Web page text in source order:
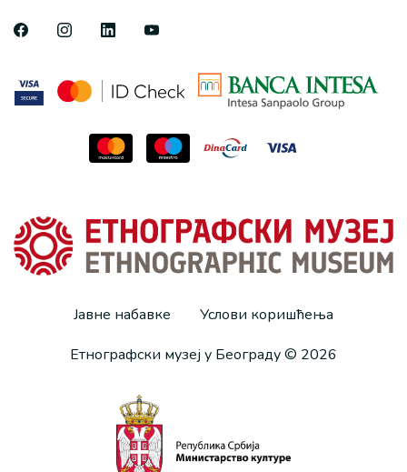
Јавне набавке
Услови коришћења
Етнографски музеј у Београду © 2026